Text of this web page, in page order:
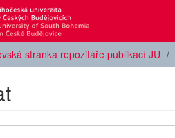
stránka repozitáře publikací JU